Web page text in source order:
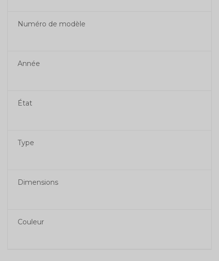
Numéro de modèle
Année
État
Type
Dimensions
Couleur